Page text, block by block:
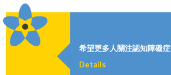
希望更多人關注認知障礙症
Details